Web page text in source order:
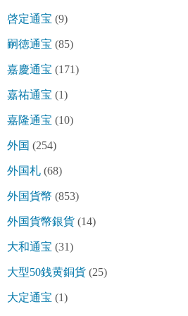
啓定通宝 (9)
嗣徳通宝 (85)
嘉慶通宝 (171)
嘉祐通宝 (1)
嘉隆通宝 (10)
外国 (254)
外国札 (68)
外国貨幣 (853)
外国貨幣銀貨 (14)
大和通宝 (31)
大型50銭黄銅貨 (25)
大定通宝 (1)